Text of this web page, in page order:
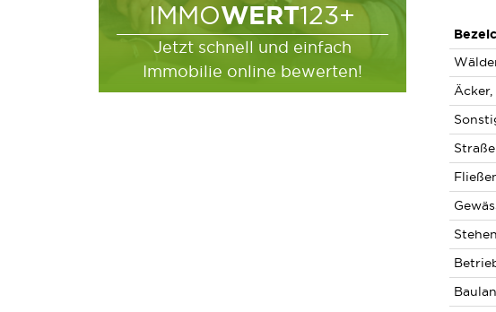
IMMOWERT123+
Jetzt schnell und einfach
Immobilie online bewerten!